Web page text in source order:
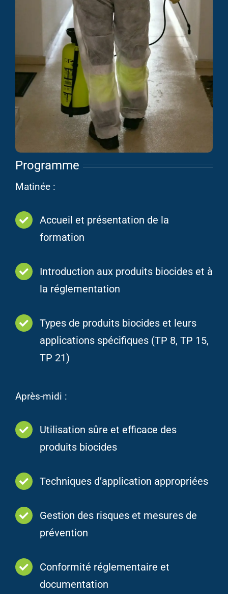
Programme
Matinée :
Accueil et présentation de la
formation
Introduction aux produits biocides et à
la réglementation
Types de produits biocides et leurs
applications spécifiques (TP 8, TP 15,
TP 21)
Après-midi :
Utilisation sûre et efficace des
produits biocides
Techniques d’application appropriées
Gestion des risques et mesures de
prévention
Conformité réglementaire et
documentation